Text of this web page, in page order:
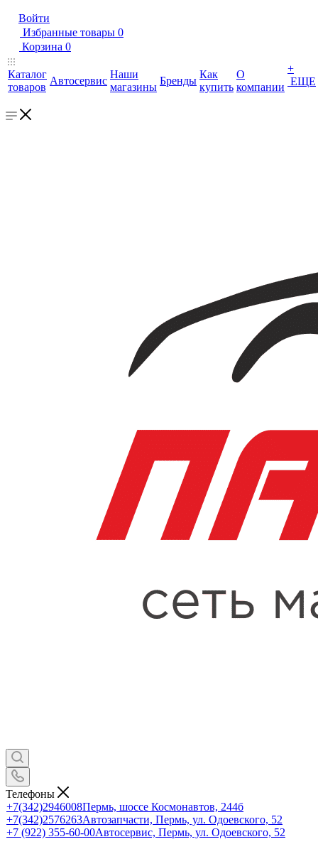
Войти
Избранные товары 0
Корзина 0
Каталог
товаров
Автосервис
Наши
магазины
Бренды
Как
купить
О
компании
+
ЕЩЕ
Телефоны
+7(342)2946008Пермь, шоссе Космонавтов, 244б
+7(342)2576263Автозапчасти, Пермь, ул. Одоевского, 52
+7 (922) 355-60-00Автосервис, Пермь, ул. Одоевского, 52